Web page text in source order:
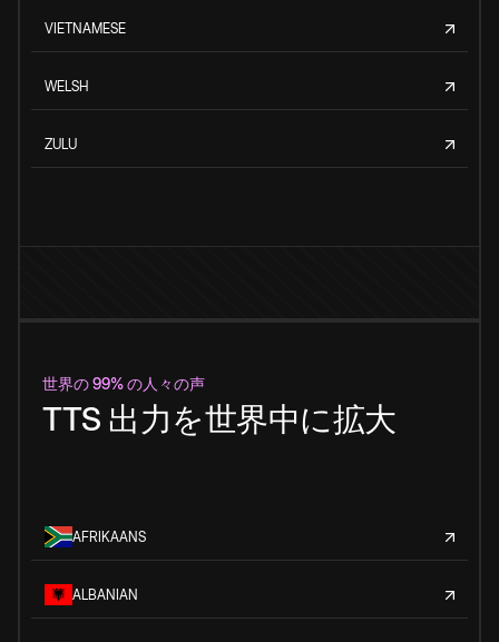
VIETNAMESE
WELSH
ZULU
世界の 99% の人々の声
TTS 出力を世界中に拡大
AFRIKAANS
ALBANIAN